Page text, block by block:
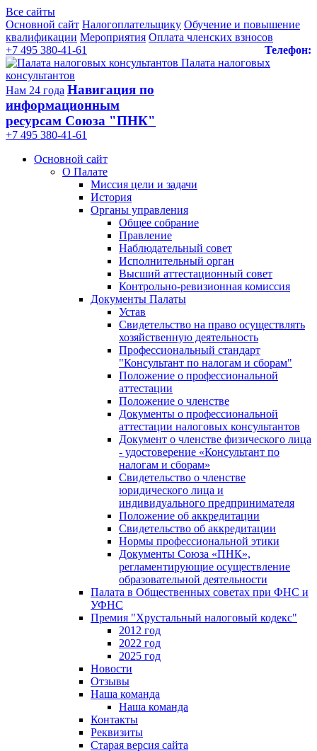
Все сайты
Основной сайт Налогоплательщику Обучение и повышение
квалификации Мероприятия Оплата членских взносов
Телефон:
+7 495 380-41-61
Палата налоговых
консультантов
Нам 24 года Навигация по
информационным
ресурсам Союза "ПНК"
+7 495 380‑41‑61
Основной сайт
О Палате
Миссия цели и задачи
История
Органы управления
Общее собрание
Правление
Наблюдательный совет
Исполнительный орган
Высший аттестационный совет
Контрольно-ревизионная комиссия
Документы Палаты
Устав
Свидетельство на право осуществлять
хозяйственную деятельность
Профессиональный стандарт
"Консультант по налогам и сборам"
Положение о профессиональной
аттестации
Положение о членстве
Документы о профессиональной
аттестации налоговых консультантов
Документ о членстве физического лица
- удостоверение «Консультант по
налогам и сборам»
Свидетельство о членстве
юридического лица и
индивидуального предпринимателя
Положение об аккредитации
Свидетельство об аккредитации
Нормы профессиональной этики
Документы Союза «ПНК»,
регламентирующие осуществление
образовательной деятельности
Палата в Общественных советах при ФНС и
УФНС
Премия "Хрустальный налоговый кодекс"
2012 год
2022 год
2025 год
Новости
Отзывы
Наша команда
Наша команда
Контакты
Реквизиты
Старая версия сайта